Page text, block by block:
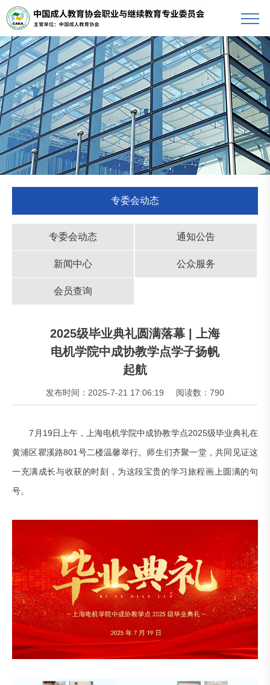
专委会动态
专委会动态 通知公告
新闻中心 公众服务
会员查询
2025级毕业典礼圆满落幕 | 上海
电机学院中成协教学点学子扬帆
起航
发布时间：2025-7-21 17:06:19 阅读数：790
7月19日上午，上海电机学院中成协教学点2025级毕业典礼在
黄浦区瞿溪路801号二楼温馨举行。师生们齐聚一堂，共同见证这
一充满成长与收获的时刻，为这段宝贵的学习旅程画上圆满的句
号。